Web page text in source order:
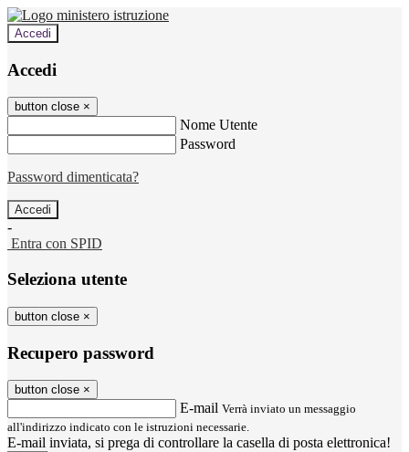
Accedi
Accedi
button close ×
Nome Utente
Password
Password dimenticata?
-
Entra con SPID
Seleziona utente
button close ×
Recupero password
button close ×
E-mail Verrà inviato un messaggio
all'indirizzo indicato con le istruzioni necessarie.
E-mail inviata, si prega di controllare la casella di posta elettronica!